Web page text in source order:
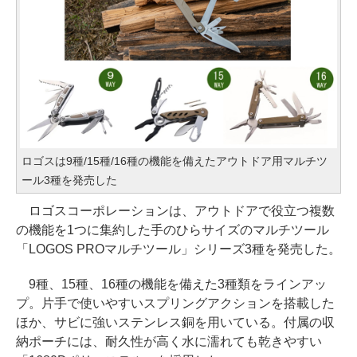
ロゴスは9種/15種/16種の機能を備えたアウトドア用マルチツ
ール3種を発売した
ロゴスコーポレーションは、アウトドアで役立つ複数
の機能を1つに集約した手のひらサイズのマルチツール
「LOGOS PROマルチツール」シリーズ3種を発売した。
9種、15種、16種の機能を備えた3種類をラインアッ
プ。片手で使いやすいスプリングアクションを搭載した
ほか、サビに強いステンレス銅を用いている。付属の収
納ポーチには、耐久性が高く水に濡れても乾きやすい